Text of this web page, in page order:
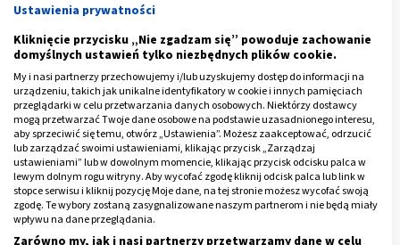
O ile w przypadku leku określony horyzont czasowy jest
względnie blisko, o tyle skutecznaszczepionka na
koronawirusa
spodziewana jest dopiero w połowie
2021 roku, a może nawet później. Zaawansowane prace
trwają w wielu ośrodkach na świecie, w tym w
Niemczech, USA, Japonii, czy Chinach – łącznie, jak
podaje brytyjski Guardian, zajmuje się tym 35
koncernów farmaceutycznych oraz instytutów
naukowych. Świat nauki spodziewa się, że przynajmniej
część prowadzonych badań zakończy się sukcesem.
Ustawienia prywatności
Kliknięcie przycisku „Nie zgadzam się” powoduje zachowanie
domyślnych ustawień tylko niezbędnych plików cookie.
My i nasi partnerzy przechowujemy i/lub uzyskujemy dostęp do informacji na
urządzeniu, takich jak unikalne identyfikatory w cookie i innych pamięciach
przeglądarki w celu przetwarzania danych osobowych. Niektórzy dostawcy
mogą przetwarzać Twoje dane osobowe na podstawie uzasadnionego interesu,
aby sprzeciwić się temu, otwórz „Ustawienia”. Możesz zaakceptować, odrzucić
lub zarządzać swoimi ustawieniami, klikając przycisk „Zarządzaj
ustawieniami” lub w dowolnym momencie, klikając przycisk odcisku palca w
lewym dolnym rogu witryny. Aby wycofać zgodę kliknij odcisk palca lub link w
stopce serwisu i kliknij pozycję Moje dane, na tej stronie możesz wycofać swoją
zgodę. Te wybory zostaną zasygnalizowane naszym partnerom i nie będą miały
wpływu na dane przeglądania.
Zarówno my, jak i nasi partnerzy przetwarzamy dane w celu